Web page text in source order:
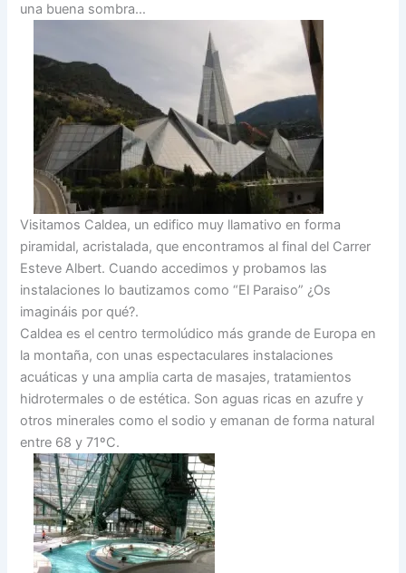
una buena sombra…
Visitamos Caldea, un edifico muy llamativo en forma
piramidal, acristalada, que encontramos al final del Carrer
Esteve Albert. Cuando accedimos y probamos las
instalaciones lo bautizamos como “El Paraiso” ¿Os
imagináis por qué?.
Caldea es el centro termolúdico más grande de Europa en
la montaña, con unas espectaculares instalaciones
acuáticas y una amplia carta de masajes, tratamientos
hidrotermales o de estética. Son aguas ricas en azufre y
otros minerales como el sodio y emanan de forma natural
entre 68 y 71ºC.